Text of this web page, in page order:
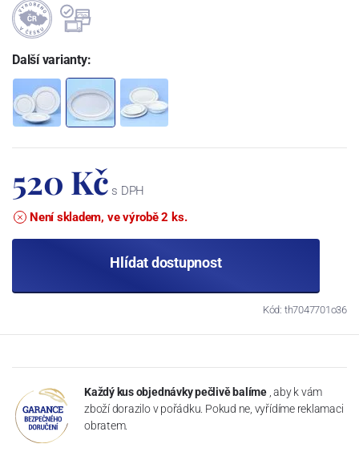
Další varianty:
520 Kč s DPH
Není skladem, ve výrobě 2 ks.
Hlídat dostupnost
Kód: th7047701o36
Každý kus objednávky pečlivě balíme , aby k vám
zboží dorazilo v pořádku. Pokud ne, vyřídíme reklamaci
obratem.